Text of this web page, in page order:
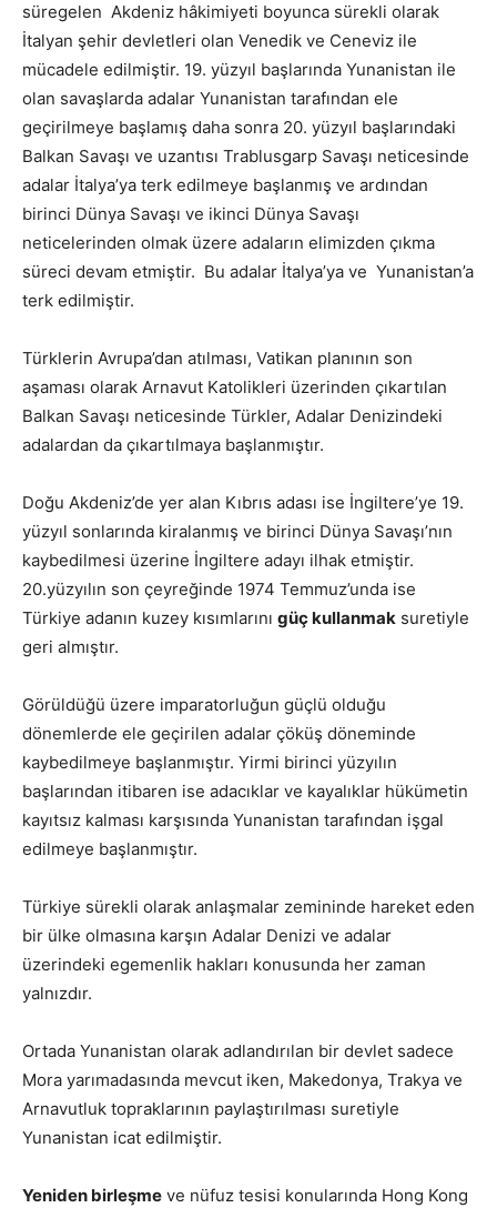
süregelen Akdeniz hâkimiyeti boyunca sürekli olarak
İtalyan şehir devletleri olan Venedik ve Ceneviz ile
mücadele edilmiştir. 19. yüzyıl başlarında Yunanistan ile
olan savaşlarda adalar Yunanistan tarafından ele
geçirilmeye başlamış daha sonra 20. yüzyıl başlarındaki
Balkan Savaşı ve uzantısı Trablusgarp Savaşı neticesinde
adalar İtalya’ya terk edilmeye başlanmış ve ardından
birinci Dünya Savaşı ve ikinci Dünya Savaşı
neticelerinden olmak üzere adaların elimizden çıkma
süreci devam etmiştir. Bu adalar İtalya’ya ve Yunanistan’a
terk edilmiştir.
Türklerin Avrupa’dan atılması, Vatikan planının son
aşaması olarak Arnavut Katolikleri üzerinden çıkartılan
Balkan Savaşı neticesinde Türkler, Adalar Denizindeki
adalardan da çıkartılmaya başlanmıştır.
Doğu Akdeniz’de yer alan Kıbrıs adası ise İngiltere’ye 19.
yüzyıl sonlarında kiralanmış ve birinci Dünya Savaşı’nın
kaybedilmesi üzerine İngiltere adayı ilhak etmiştir.
20.yüzyılın son çeyreğinde 1974 Temmuz’unda ise
Türkiye adanın kuzey kısımlarını güç kullanmak suretiyle
geri almıştır.
Görüldüğü üzere imparatorluğun güçlü olduğu
dönemlerde ele geçirilen adalar çöküş döneminde
kaybedilmeye başlanmıştır. Yirmi birinci yüzyılın
başlarından itibaren ise adacıklar ve kayalıklar hükümetin
kayıtsız kalması karşısında Yunanistan tarafından işgal
edilmeye başlanmıştır.
Türkiye sürekli olarak anlaşmalar zemininde hareket eden
bir ülke olmasına karşın Adalar Denizi ve adalar
üzerindeki egemenlik hakları konusunda her zaman
yalnızdır.
Ortada Yunanistan olarak adlandırılan bir devlet sadece
Mora yarımadasında mevcut iken, Makedonya, Trakya ve
Arnavutluk topraklarının paylaştırılması suretiyle
Yunanistan icat edilmiştir.
Yeniden birleşme ve nüfuz tesisi konularında Hong Kong